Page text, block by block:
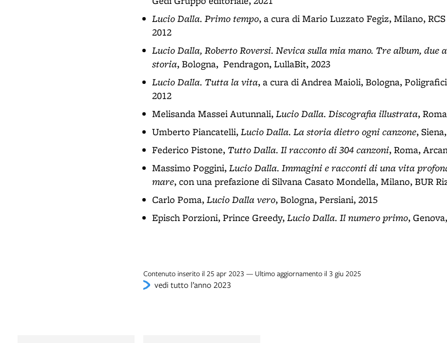
Lucio Dalla. Primo tempo, a cura di Mario Luzzato Fegiz, Milano,
2012
Lucio Dalla, Roberto Roversi. Nevica sulla mia mano. Tre album, due
storia, Bologna, Pendragon, LullaBit, 2023
Lucio Dalla. Tutta la vita, a cura di Andrea Maioli, Bologna,
2012
Melisanda Massei Autunnali,Lucio Dalla. Discografia illustrata,
Umberto Piancatelli,Lucio Dalla. La storia dietro ogni canzone,
Federico Pistone, Tutto Dalla. Il racconto di 304 canzoni, Roma,
Massimo Poggini,Lucio Dalla. Immagini e racconti di una vita
mare, con una prefazione di Silvana Casato Mondella, Milano, BUR
Carlo Poma,Lucio Dalla vero, Bologna, Persiani, 2015
Episch Porzioni, Prince Greedy,Lucio Dalla. Il numero primo,
Contenuto inserito il 25 apr 2023 — Ultimo aggiornamento il 3 giu 2025
vedi tutto l’anno 2023